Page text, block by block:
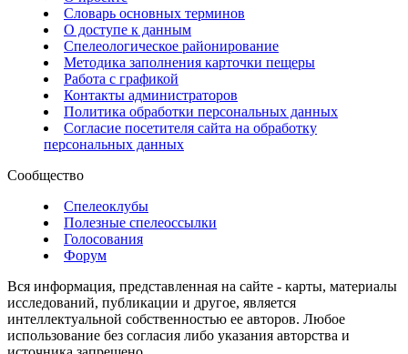
Словарь основных терминов
О доступе к данным
Спелеологическое районирование
Методика заполнения карточки пещеры
Работа с графикой
Контакты администраторов
Политика обработки персональных данных
Согласие посетителя сайта на обработку
персональных данных
Сообщество
Спелеоклубы
Полезные спелеоссылки
Голосования
Форум
Вся информация, представленная на сайте - карты, материалы
исследований, публикации и другое, является
интеллектуальной собственностью ее авторов. Любое
использование без согласия либо указания авторства и